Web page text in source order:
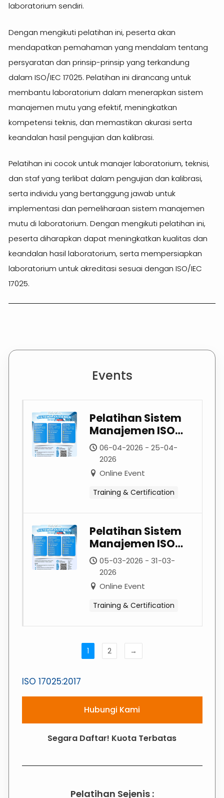
laboratorium sendiri.
Dengan mengikuti pelatihan ini, peserta akan
mendapatkan pemahaman yang mendalam tentang
persyaratan dan prinsip-prinsip yang terkandung
dalam ISO/IEC 17025. Pelatihan ini dirancang untuk
membantu laboratorium dalam menerapkan sistem
manajemen mutu yang efektif, meningkatkan
kompetensi teknis, dan memastikan akurasi serta
keandalan hasil pengujian dan kalibrasi.
Pelatihan ini cocok untuk manajer laboratorium, teknisi,
dan staf yang terlibat dalam pengujian dan kalibrasi,
serta individu yang bertanggung jawab untuk
implementasi dan pemeliharaan sistem manajemen
mutu di laboratorium. Dengan mengikuti pelatihan ini,
peserta diharapkan dapat meningkatkan kualitas dan
keandalan hasil laboratorium, serta mempersiapkan
laboratorium untuk akreditasi sesuai dengan ISO/IEC
17025.
Events
Pelatihan Sistem
Manajemen ISO
Series – April 2026
06-04-2026 - 25-04-
2026
Online Event
Training & Certification
Pelatihan Sistem
Manajemen ISO
Series Maret 2026:
Tingkatkan
Standar
Organisasi Anda
05-03-2026 - 31-03-
2026
Online Event
Training & Certification
1 2 →
ISO 17025:2017
Hubungi Kami
Segara Daftar! Kuota Terbatas
Pelatihan Sejenis :